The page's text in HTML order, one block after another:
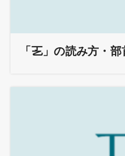
「㐉」の読み方・